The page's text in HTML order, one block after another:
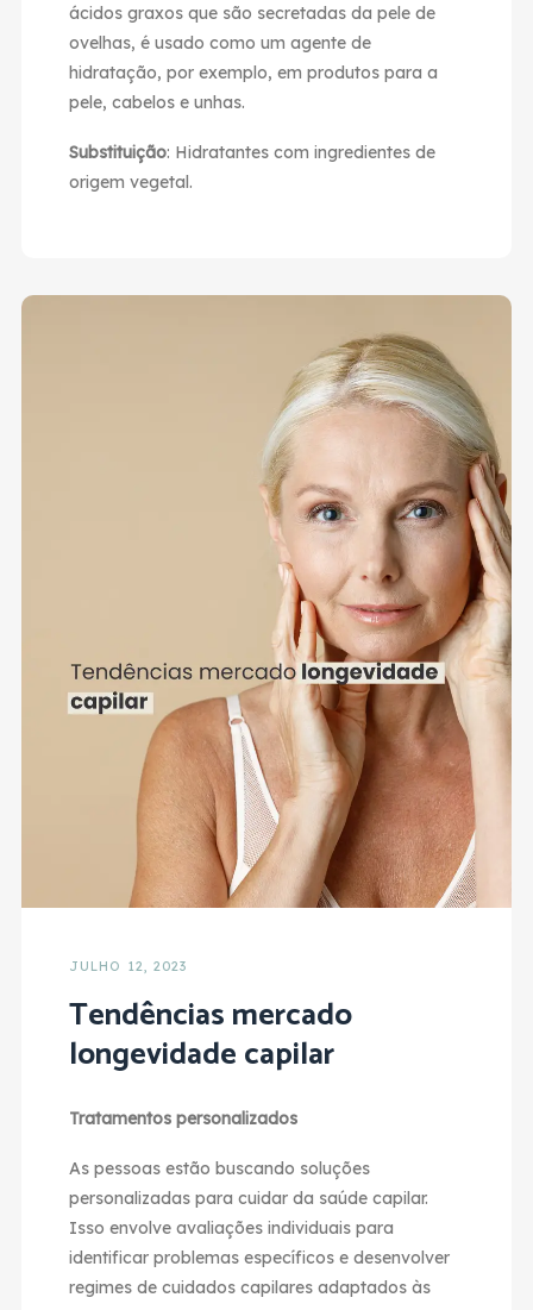
ácidos graxos que são secretadas da pele de
ovelhas, é usado como um agente de
hidratação, por exemplo, em produtos para a
pele, cabelos e unhas.
Substituição: Hidratantes com ingredientes de
origem vegetal.
JULHO 12, 2023
Tendências mercado
longevidade capilar
Tratamentos personalizados
As pessoas estão buscando soluções
personalizadas para cuidar da saúde capilar.
Isso envolve avaliações individuais para
identificar problemas específicos e desenvolver
regimes de cuidados capilares adaptados às